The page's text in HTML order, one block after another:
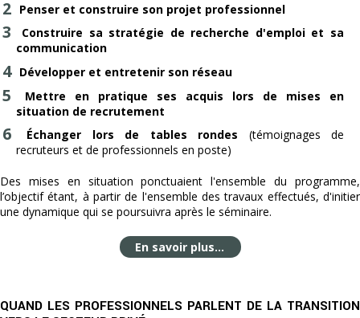
Penser et construire son projet professionnel
Construire sa stratégie de recherche d'emploi et sa
communication
Développer et entretenir son réseau
Mettre en pratique ses acquis lors de mises en
situation de recrutement
Échanger lors de tables rondes (témoignages de
recruteurs et de professionnels en poste)
Des mises en situation ponctuaient l'ensemble du programme,
l’objectif étant, à partir de l'ensemble des travaux effectués, d'initier
une dynamique qui se poursuivra après le séminaire.
En savoir plus...
QUAND LES PROFESSIONNELS PARLENT DE LA TRANSITION